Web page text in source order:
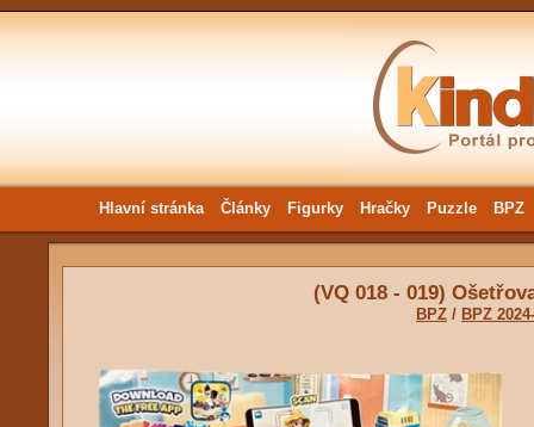
Hlavní stránka Články Figurky Hračky Puzzle BPZ
(VQ 018 - 019)
BPZ / BPZ